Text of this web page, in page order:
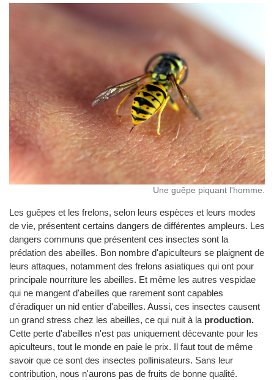
Une guêpe piquant l'homme.
Les guêpes et les frelons, selon leurs espèces et leurs modes
de vie, présentent certains dangers de différentes ampleurs. Les
dangers communs que présentent ces insectes sont la
prédation des abeilles. Bon nombre d'apiculteurs se plaignent de
leurs attaques, notamment des frelons asiatiques qui ont pour
principale nourriture les abeilles. Et même les autres vespidae
qui ne mangent d'abeilles que rarement sont capables
d'éradiquer un nid entier d'abeilles. Aussi, ces insectes causent
un grand stress chez les abeilles, ce qui nuit à la production.
Cette perte d'abeilles n'est pas uniquement décevante pour les
apiculteurs, tout le monde en paie le prix. Il faut tout de même
savoir que ce sont des insectes pollinisateurs. Sans leur
contribution, nous n'aurons pas de fruits de bonne qualité.